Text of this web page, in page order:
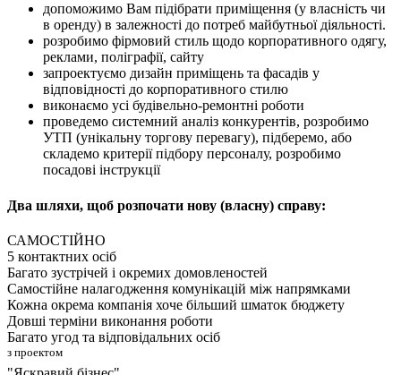
допоможимо Вам підібрати приміщення (у власність чи
в оренду) в залежності до потреб майбутньої діяльності.
розробимо фірмовий стиль щодо корпоративного одягу,
реклами, поліграфії, сайту
запроектуємо дизайн приміщень та фасадів у
відповідності до корпоративного стилю
виконаємо усі будівельно-ремонтні роботи
проведемо системний аналіз конкурентів, розробимо
УТП (унікальну торгову перевагу), підберемо, або
складемо критерії підбору персоналу, розробимо
посадові інструкції
Два шляхи, щоб розпочати нову (власну) справу:
САМОСТІЙНО
5 контактних осіб
Багато зустрічей і окремих домовленостей
Самостійне налагодження комунікацій між напрямками
Кожна окрема компанія хоче більший шматок бюджету
Довші терміни виконання роботи
Багато угод та відповідальних осіб
з проектом